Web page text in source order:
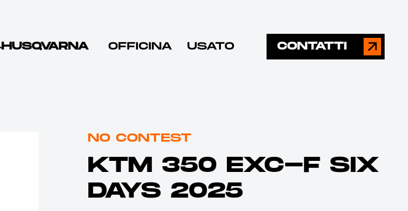
HUSQVARNA OFFICINA USATO CONTATTI
NO CONTEST
KTM 350 EXC-F SIX
DAYS 2025